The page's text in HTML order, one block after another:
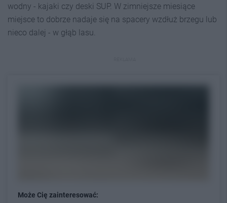
wodny - kajaki czy deski SUP. W zimniejsze miesiące
miejsce to dobrze nadaje się na spacery wzdłuż brzegu lub
nieco dalej - w głąb lasu.
Może Cię zainteresować: